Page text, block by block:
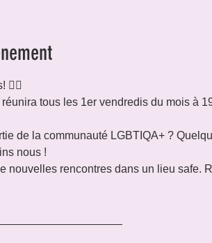
🏳️‍🌈
tous les 1er vendredis du mois à
de la communauté LGBTIQA+ ?
nous !
nouvelles rencontres dans un lieu safe.